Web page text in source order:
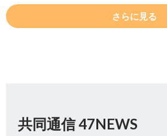
さらに見る
共同通信 47NEWS